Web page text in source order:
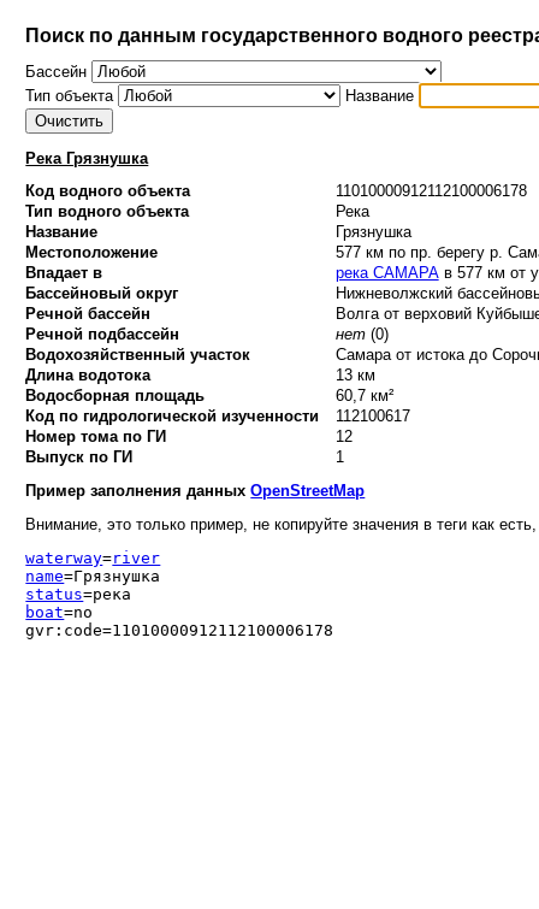
Поиск по данным государственного водного
Бассейн
Тип объекта
Название
Река Грязнушка
Код водного объекта
11010000912112100006178
Тип водного объекта
Река
Название
Грязнушка
Местоположение
577 км по пр. берегу р.
Впадает в
река САМАРАв 577 км от
Бассейновый округ
Нижневолжский
Речной бассейн
Волга от верховий
Речной подбассейн
нет(0)
Водохозяйственный участок
Самара от истока до
Длина водотока
13 км
Водосборная площадь
60,7 км²
Код по гидрологической изученности
112100617
Номер тома по ГИ
12
Выпуск по ГИ
1
Пример заполнения данныхOpenStreetMap
Внимание, это только пример, не копируйте значения в теги как
waterway=river
name=Грязнушка
status=река
boat=no
gvr:code=11010000912112100006178